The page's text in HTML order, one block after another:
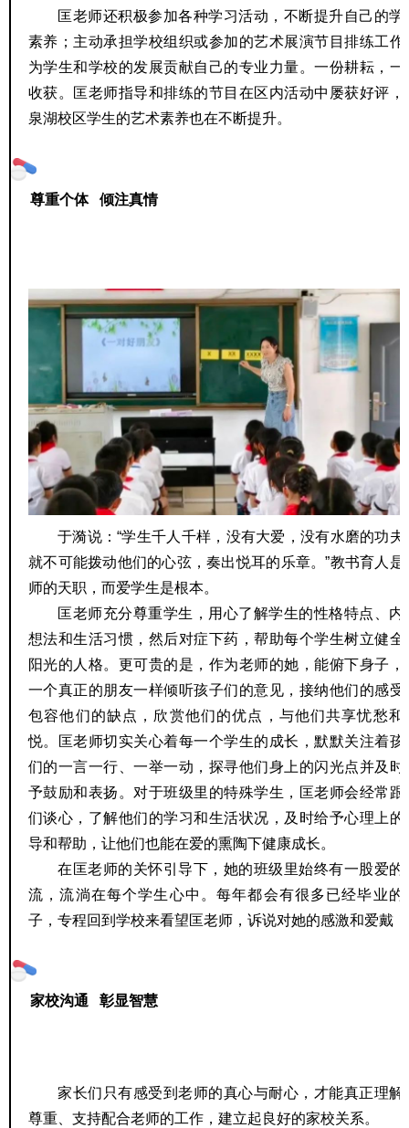
匡老师还积极参加各种学习活动，不断提升自己的学
素养；主动承担学校组织或参加的艺术展演节目排练工作
为学生和学校的发展贡献自己的专业力量。一份耕耘，一
收获。匡老师指导和排练的节目在区内活动中屡获好评，
泉湖校区学生的艺术素养也在不断提升。
尊重个体 倾注真情
于漪说：“学生千人千样，没有大爱，没有水磨的功夫
就不可能拨动他们的心弦，奏出悦耳的乐章。”教书育人是
师的天职，而爱学生是根本。
匡老师充分尊重学生，用心了解学生的性格特点、内
想法和生活习惯，然后对症下药，帮助每个学生树立健全
阳光的人格。更可贵的是，作为老师的她，能俯下身子，
一个真正的朋友一样倾听孩子们的意见，接纳他们的感受
包容他们的缺点，欣赏他们的优点，与他们共享忧愁和
悦。匡老师切实关心着每一个学生的成长，默默关注着孩
们的一言一行、一举一动，探寻他们身上的闪光点并及时
予鼓励和表扬。对于班级里的特殊学生，匡老师会经常跟
们谈心，了解他们的学习和生活状况，及时给予心理上的
导和帮助，让他们也能在爱的熏陶下健康成长。
在匡老师的关怀引导下，她的班级里始终有一股爱的
流，流淌在每个学生心中。每年都会有很多已经毕业的
子，专程回到学校来看望匡老师，诉说对她的感激和爱戴！
家校沟通 彰显智慧
家长们只有感受到老师的真心与耐心，才能真正理解
尊重、支持配合老师的工作，建立起良好的家校关系。